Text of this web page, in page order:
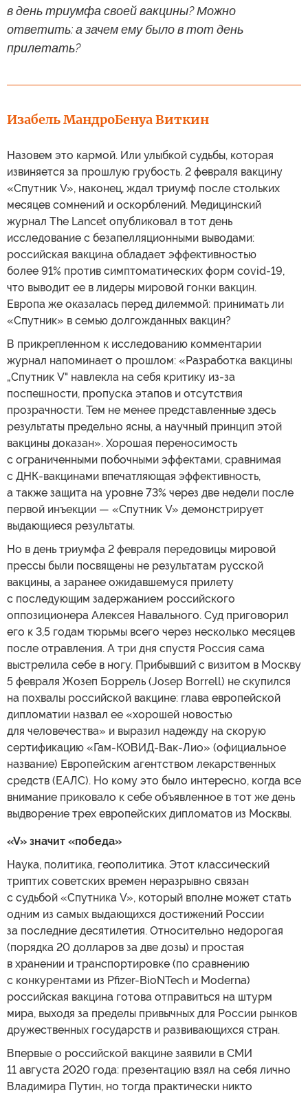
в день триумфа своей вакцины? Можно
ответить: а зачем ему было в тот день
прилетать?
Изабель МандроБенуа Виткин
Назовем это кармой. Или улыбкой судьбы, которая
извиняется за прошлую грубость. 2 февраля вакцину
«Спутник V», наконец, ждал триумф после стольких
месяцев сомнений и оскорблений. Медицинский
журнал The Lancet опубликовал в тот день
исследование с безапелляционными выводами:
российская вакцина обладает эффективностью
более 91% против симптоматических форм covid-19,
что выводит ее в лидеры мировой гонки вакцин.
Европа же оказалась перед дилеммой: принимать ли
«Спутник» в семью долгожданных вакцин?
В прикрепленном к исследованию комментарии
журнал напоминает о прошлом: «Разработка вакцины
„Спутник V" навлекла на себя критику из-за
поспешности, пропуска этапов и отсутствия
прозрачности. Тем не менее представленные здесь
результаты предельно ясны, а научный принцип этой
вакцины доказан». Хорошая переносимость
с ограниченными побочными эффектами, сравнимая
с ДНК-вакцинами впечатляющая эффективность,
а также защита на уровне 73% через две недели после
первой инъекции — «Спутник V» демонстрирует
выдающиеся результаты.
Но в день триумфа 2 февраля передовицы мировой
прессы были посвящены не результатам русской
вакцины, а заранее ожидавшемуся прилету
с последующим задержанием российского
оппозиционера Алексея Навального. Суд приговорил
его к 3,5 годам тюрьмы всего через несколько месяцев
после отравления. А три дня спустя Россия сама
выстрелила себе в ногу. Прибывший с визитом в Москву
5 февраля Жозеп Боррель (Josep Borrell) не скупился
на похвалы российской вакцине: глава европейской
дипломатии назвал ее «хорошей новостью
для человечества» и выразил надежду на скорую
сертификацию «Гам-КОВИД-Вак-Лио» (официальное
название) Европейским агентством лекарственных
средств (ЕАЛС). Но кому это было интересно, когда все
внимание приковало к себе объявленное в тот же день
выдворение трех европейских дипломатов из Москвы.
«V» значит «победа»
Наука, политика, геополитика. Этот классический
триптих советских времен неразрывно связан
с судьбой «Спутника V», который вполне может стать
одним из самых выдающихся достижений России
за последние десятилетия. Относительно недорогая
(порядка 20 долларов за две дозы) и простая
в хранении и транспортировке (по сравнению
с конкурентами из Pfizer-BioNTech и Moderna)
российская вакцина готова отправиться на штурм
мира, выходя за пределы привычных для России рынков
дружественных государств и развивающихся стран.
Впервые о российской вакцине заявили в СМИ
11 августа 2020 года: презентацию взял на себя лично
Владимира Путин, но тогда практически никто